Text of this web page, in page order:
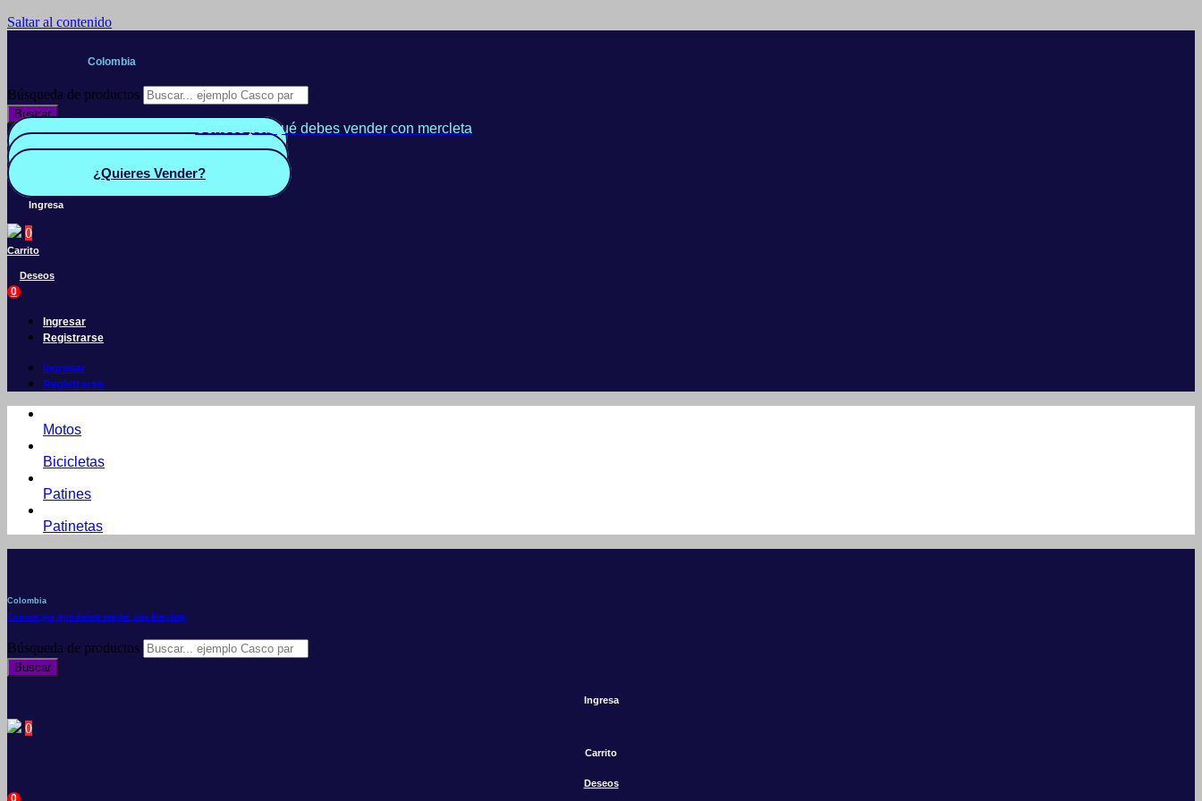
Saltar al contenido
Colombia
Búsqueda de productos
Buscar
Conoce por qué debes vender con mercleta
¿Quieres Vender?
Ingresa
0
Carrito
Deseos
0
Ingresar
Registrarse
Ingresar
Registrarse
Motos
Bicicletas
Patines
Patinetas
Colombia
Conoce por qué debes vender con Mercleta
Búsqueda de productos
Buscar
Ingresa
0
Carrito
Deseos
0